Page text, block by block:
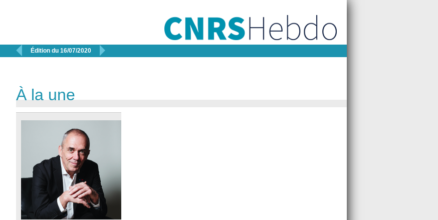
 Édition du 16/07/2020 
À la une